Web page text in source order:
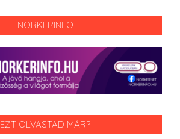
NORKERINFO
EZT OLVASTAD MÁR?